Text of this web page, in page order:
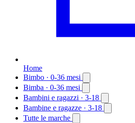
Home
Bimbo · 0-36 mesi
Bimba · 0-36 mesi
Bambini e ragazzi · 3-18
Bambine e ragazze · 3-18
Tutte le marche